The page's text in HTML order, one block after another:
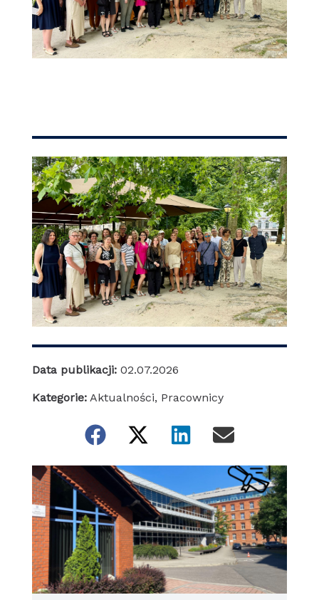
Data publikacji: 02.07.2026
Kategorie: Aktualności, Pracownicy